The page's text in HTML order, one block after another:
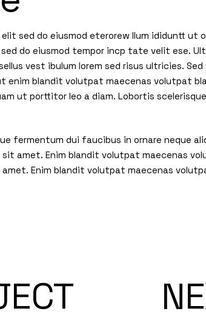
sed do eiusmod eterorew llum ididuntt ut
do eiusmod tempor incp tate velit ese.
vest ibulum lorem sed risus ultricies.
enim blandit volutpat maecenas volutpat
ut porttitor leo a diam. Lobortis
fermentum dui faucibus in ornare neque
amet. Enim blandit volutpat maecenas
Enim blandit volutpat maecenas